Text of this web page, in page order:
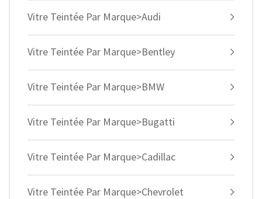
Vitre Teintée Par Marque>Audi
Vitre Teintée Par Marque>Bentley
Vitre Teintée Par Marque>BMW
Vitre Teintée Par Marque>Bugatti
Vitre Teintée Par Marque>Cadillac
Vitre Teintée Par Marque>Chevrolet